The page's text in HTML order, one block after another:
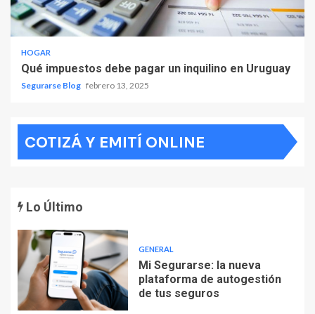
HOGAR
Qué impuestos debe pagar un inquilino en Uruguay
Segurarse Blog febrero 13, 2025
COTIZÁ Y EMITÍ ONLINE
Lo Último
GENERAL
Mi Segurarse: la nueva
plataforma de autogestión
de tus seguros